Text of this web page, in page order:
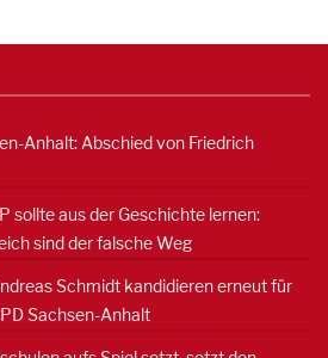
Anhalt: Abschied von Friedrich
sollte aus der Geschichte lernen:
sind der falsche Weg
Schmidt kandidieren erneut für
Sachsen-Anhalt